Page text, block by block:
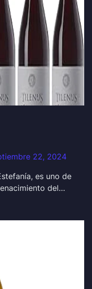
22, 2024
es uno de
del…